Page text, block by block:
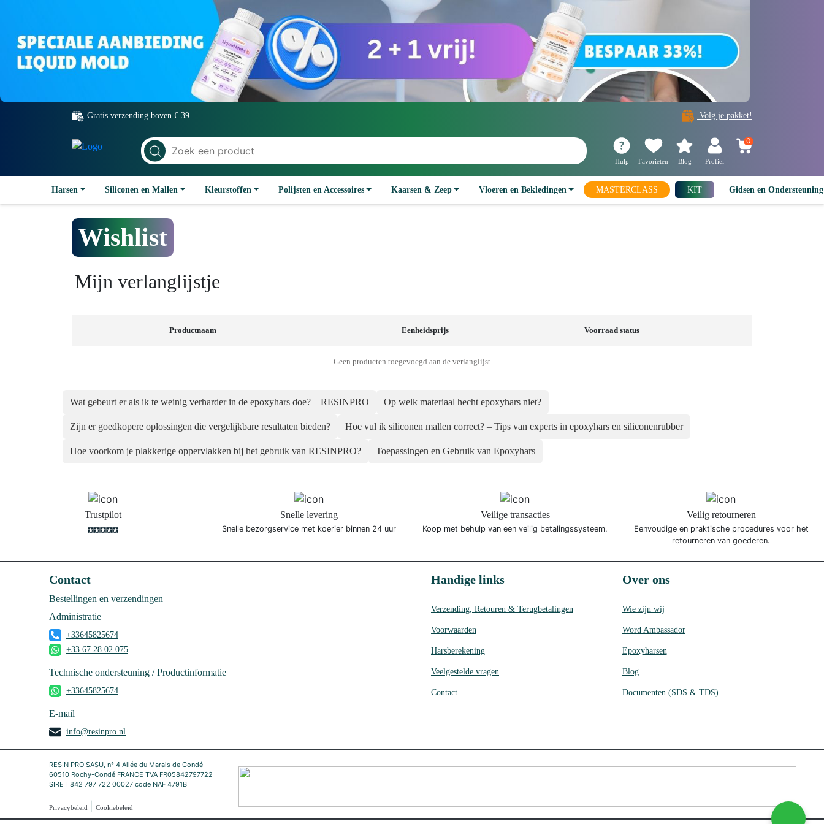
Gratis verzending boven € 39 Volg je pakket!
Hulp Favorieten Blog Profiel
0
—
Harsen Siliconen en Mallen Kleurstoffen Polijsten en Accessoires Kaarsen & Zeep Vloeren en Bekledingen MASTERCLASS KIT Gidsen en
Wishlist
Mijn verlanglijstje
Productnaam Eenheidsprijs Voorraad status
Geen producten toegevoegd aan de verlanglijst
Wat gebeurt er als ik te weinig verharder in de epoxyhars doe? – RESINPRO Op welk materiaal hecht epoxyhars niet?
Zijn er goedkopere oplossingen die vergelijkbare resultaten bieden? Hoe vul ik siliconen mallen correct? – Tips van experts in epoxyhars en siliconenrubber
Hoe voorkom je plakkerige oppervlakken bij het gebruik van RESINPRO? Toepassingen en Gebruik van Epoxyhars
Trustpilot Snelle levering
Snelle bezorgservice met koerier binnen 24 uur
Veilige transacties
Koop met behulp van een veilig betalingssysteem.
Veilig retourneren
Eenvoudige en praktische procedures voor het
retourneren van goederen.
Contact
Bestellingen en verzendingen
Administratie
+33645825674
+33 67 28 02 075
Technische ondersteuning / Productinformatie
+33645825674
E-mail
info@resinpro.nl
Handige links
Verzending, Retouren & Terugbetalingen
Voorwaarden
Harsberekening
Veelgestelde vragen
Contact
Over ons
Wie zijn wij
Word Ambassador
Epoxyharsen
Blog
Documenten (SDS & TDS)
RESIN PRO SASU, n° 4 Allée du Marais de Condé
60510 Rochy-Condé FRANCE TVA FR05842797722
SIRET 842 797 722 00027 code NAF 4791B
Privacybeleid Cookiebeleid